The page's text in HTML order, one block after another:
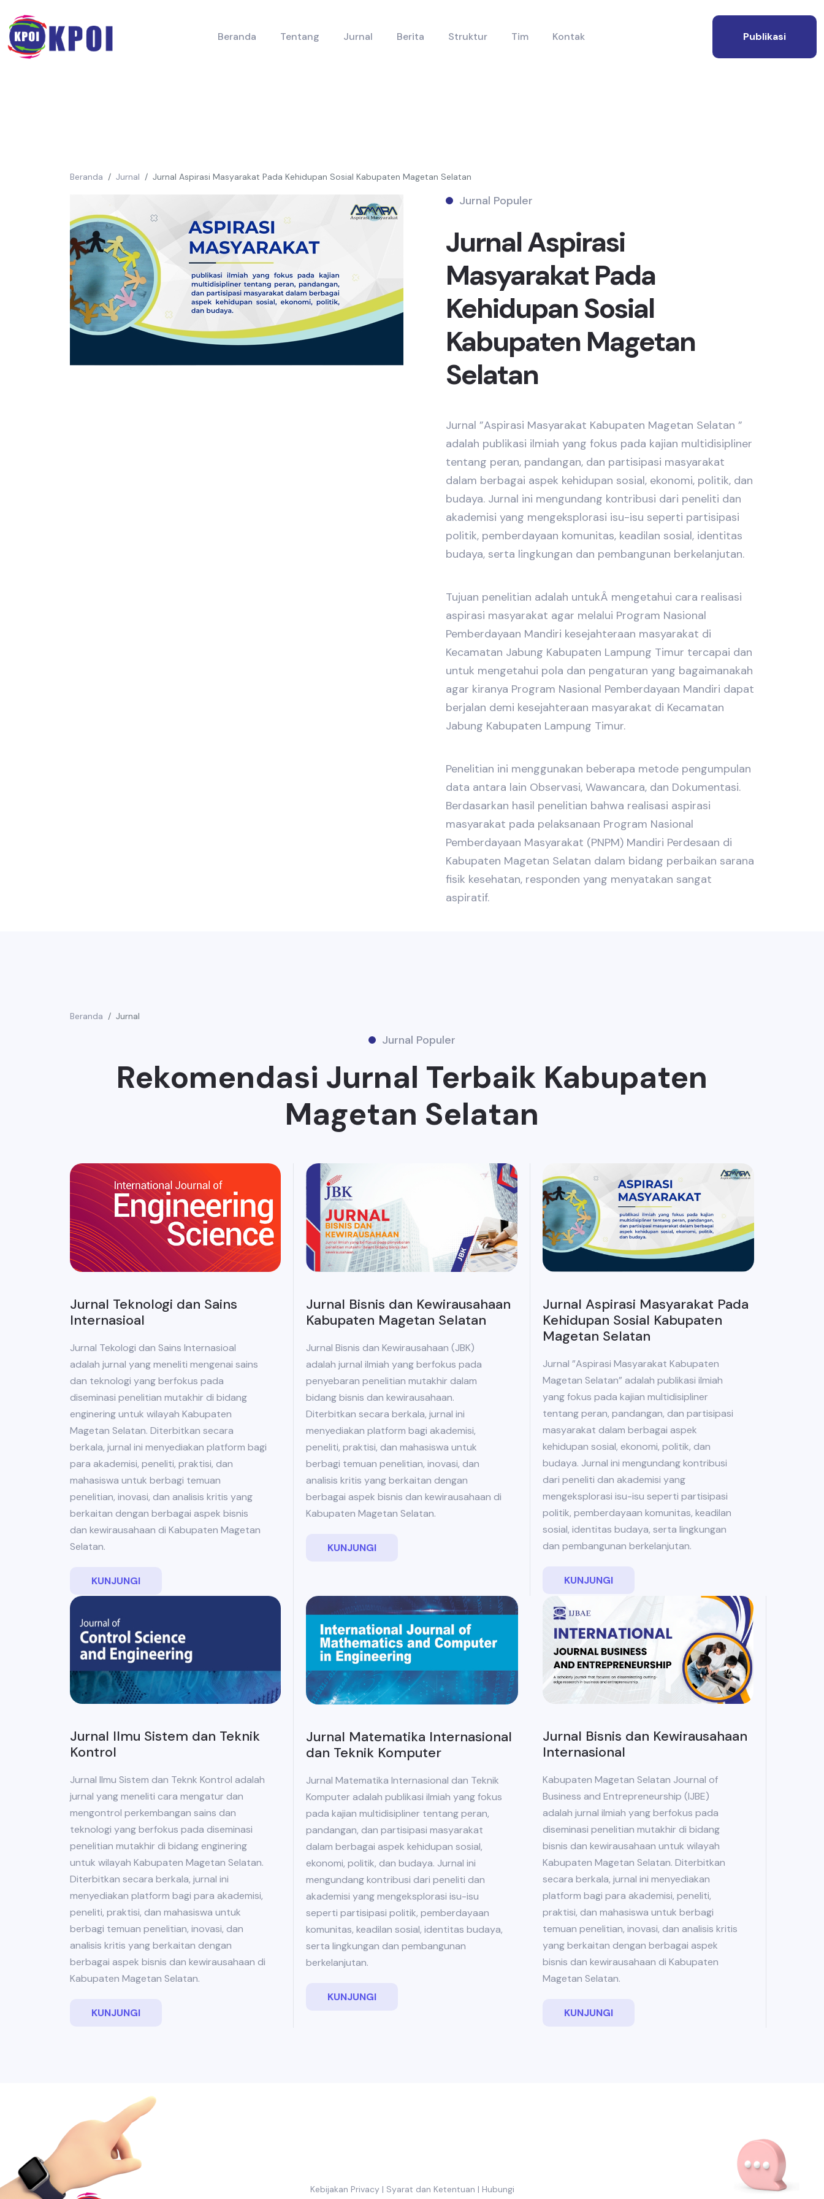
Beranda Tentang Jurnal Berita Struktur Tim Kontak Publikasi
Beranda Jurnal Jurnal Aspirasi Masyarakat Pada Kehidupan Sosial Kabupaten Magetan Selatan
Jurnal Populer
Jurnal Aspirasi
Masyarakat Pada
Kehidupan Sosial
Kabupaten Magetan
Selatan
Jurnal ”Aspirasi Masyarakat Kabupaten Magetan Selatan ”
adalah publikasi ilmiah yang fokus pada kajian multidisipliner
tentang peran, pandangan, dan partisipasi masyarakat
dalam berbagai aspek kehidupan sosial, ekonomi, politik, dan
budaya. Jurnal ini mengundang kontribusi dari peneliti dan
akademisi yang mengeksplorasi isu-isu seperti partisipasi
politik, pemberdayaan komunitas, keadilan sosial, identitas
budaya, serta lingkungan dan pembangunan berkelanjutan.
Tujuan penelitian adalah untukÂ mengetahui cara realisasi
aspirasi masyarakat agar melalui Program Nasional
Pemberdayaan Mandiri kesejahteraan masyarakat di
Kecamatan Jabung Kabupaten Lampung Timur tercapai dan
untuk mengetahui pola dan pengaturan yang bagaimanakah
agar kiranya Program Nasional Pemberdayaan Mandiri dapat
berjalan demi kesejahteraan masyarakat di Kecamatan
Jabung Kabupaten Lampung Timur.
Penelitian ini menggunakan beberapa metode pengumpulan
data antara lain Observasi, Wawancara, dan Dokumentasi.
Berdasarkan hasil penelitian bahwa realisasi aspirasi
masyarakat pada pelaksanaan Program Nasional
Pemberdayaan Masyarakat (PNPM) Mandiri Perdesaan di
Kabupaten Magetan Selatan dalam bidang perbaikan sarana
fisik kesehatan, responden yang menyatakan sangat
aspiratif.
Beranda Jurnal
Jurnal Populer
Rekomendasi Jurnal Terbaik Kabupaten
Magetan Selatan
Jurnal Teknologi dan Sains
Internasioal
Jurnal Tekologi dan Sains Internasioal
adalah jurnal yang meneliti mengenai sains
dan teknologi yang berfokus pada
diseminasi penelitian mutakhir di bidang
enginering untuk wilayah Kabupaten
Magetan Selatan. Diterbitkan secara
berkala, jurnal ini menyediakan platform bagi
para akademisi, peneliti, praktisi, dan
mahasiswa untuk berbagi temuan
penelitian, inovasi, dan analisis kritis yang
berkaitan dengan berbagai aspek bisnis
dan kewirausahaan di Kabupaten Magetan
Selatan.
KUNJUNGI
Jurnal Bisnis dan Kewirausahaan
Kabupaten Magetan Selatan
Jurnal Bisnis dan Kewirausahaan (JBK)
adalah jurnal ilmiah yang berfokus pada
penyebaran penelitian mutakhir dalam
bidang bisnis dan kewirausahaan.
Diterbitkan secara berkala, jurnal ini
menyediakan platform bagi akademisi,
peneliti, praktisi, dan mahasiswa untuk
berbagi temuan penelitian, inovasi, dan
analisis kritis yang berkaitan dengan
berbagai aspek bisnis dan kewirausahaan di
Kabupaten Magetan Selatan.
KUNJUNGI
Jurnal Aspirasi Masyarakat Pada
Kehidupan Sosial Kabupaten
Magetan Selatan
Jurnal ”Aspirasi Masyarakat Kabupaten
Magetan Selatan” adalah publikasi ilmiah
yang fokus pada kajian multidisipliner
tentang peran, pandangan, dan partisipasi
masyarakat dalam berbagai aspek
kehidupan sosial, ekonomi, politik, dan
budaya. Jurnal ini mengundang kontribusi
dari peneliti dan akademisi yang
mengeksplorasi isu-isu seperti partisipasi
politik, pemberdayaan komunitas, keadilan
sosial, identitas budaya, serta lingkungan
dan pembangunan berkelanjutan.
KUNJUNGI
Jurnal Ilmu Sistem dan Teknik
Kontrol
Jurnal Ilmu Sistem dan Teknk Kontrol adalah
jurnal yang meneliti cara mengatur dan
mengontrol perkembangan sains dan
teknologi yang berfokus pada diseminasi
penelitian mutakhir di bidang enginering
untuk wilayah Kabupaten Magetan Selatan.
Diterbitkan secara berkala, jurnal ini
menyediakan platform bagi para akademisi,
peneliti, praktisi, dan mahasiswa untuk
berbagi temuan penelitian, inovasi, dan
analisis kritis yang berkaitan dengan
berbagai aspek bisnis dan kewirausahaan di
Kabupaten Magetan Selatan.
KUNJUNGI
Jurnal Matematika Internasional
dan Teknik Komputer
Jurnal Matematika Internasional dan Teknik
Komputer adalah publikasi ilmiah yang fokus
pada kajian multidisipliner tentang peran,
pandangan, dan partisipasi masyarakat
dalam berbagai aspek kehidupan sosial,
ekonomi, politik, dan budaya. Jurnal ini
mengundang kontribusi dari peneliti dan
akademisi yang mengeksplorasi isu-isu
seperti partisipasi politik, pemberdayaan
komunitas, keadilan sosial, identitas budaya,
serta lingkungan dan pembangunan
berkelanjutan.
KUNJUNGI
Jurnal Bisnis dan Kewirausahaan
Internasional
Kabupaten Magetan Selatan Journal of
Business and Entrepreneurship (IJBE)
adalah jurnal ilmiah yang berfokus pada
diseminasi penelitian mutakhir di bidang
bisnis dan kewirausahaan untuk wilayah
Kabupaten Magetan Selatan. Diterbitkan
secara berkala, jurnal ini menyediakan
platform bagi para akademisi, peneliti,
praktisi, dan mahasiswa untuk berbagi
temuan penelitian, inovasi, dan analisis kritis
yang berkaitan dengan berbagai aspek
bisnis dan kewirausahaan di Kabupaten
Magetan Selatan.
KUNJUNGI
Kebijakan Privacy| Syarat dan Ketentuan | Hubungi